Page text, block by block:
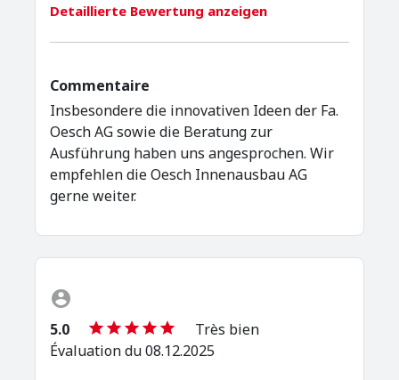
Detaillierte Bewertung anzeigen
Commentaire
Insbesondere die innovativen Ideen der Fa.
Oesch AG sowie die Beratung zur
Ausführung haben uns angesprochen. Wir
empfehlen die Oesch Innenausbau AG
gerne weiter.
5.0
Très bien
Évaluation du 08.12.2025